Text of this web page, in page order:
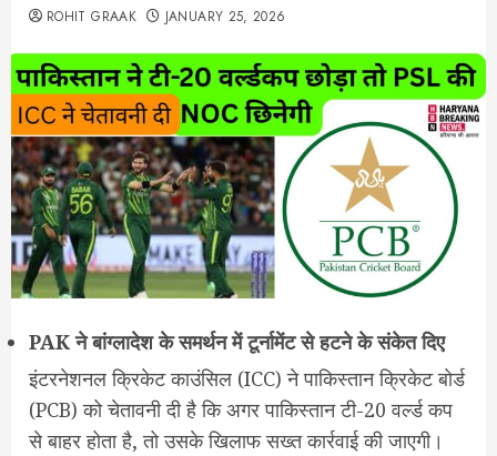
ROHIT GRAAK JANUARY 25, 2026
PAK ने बांग्लादेश के समर्थन में टूर्नामेंट से हटने के संकेत दिए
इंटरनेशनल क्रिकेट काउंसिल (ICC) ने पाकिस्तान क्रिकेट बोर्ड
(PCB) को चेतावनी दी है कि अगर पाकिस्तान टी-20 वर्ल्ड कप
से बाहर होता है, तो उसके खिलाफ सख्त कार्रवाई की जाएगी।